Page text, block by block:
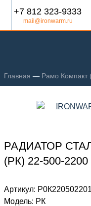
+7 812 323-9333
mail@ironwarm.ru
Главная — Рамо
РАДИАТОР
(РК) 22-500-
Артикул:
Модель: РК